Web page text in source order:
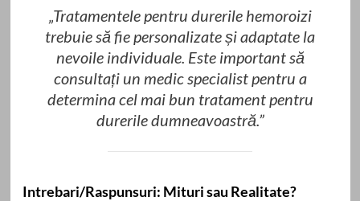
„Tratamentele pentru durerile hemoroizi
trebuie să fie personalizate și adaptate la
nevoile individuale. Este important să
consultați un medic specialist pentru a
determina cel mai bun tratament pentru
durerile dumneavoastră.”
Intrebari/Raspunsuri: Mituri sau Realitate?